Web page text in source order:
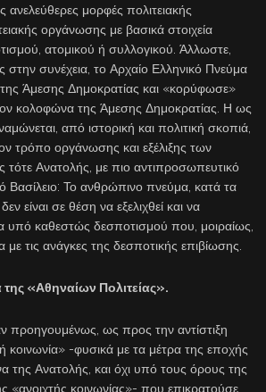
ανελεύθερες μορφές πολιτειακής
οργάνωσης με βασικά στοιχεία
ατομικού ή συλλογικού. Άλλωστε,
στην συνέχεια, το Αρχαίο Ελληνικό Πνεύμα
Άμεσης Δημοκρατίας και «κορύφωσε»
κολοφώνα της Άμεσης Δημοκρατίας. Η ως
από ιστορική και πολιτική σκοπιά,
τρόπο οργάνωσης και εξέλιξης των
τότε Ανατολής, με πιο αντιπροσωπευτικό
Βασίλειο: Το ανθρώπινο πνεύμα, κατά τα
είναι σε θέση να εξελιχθεί και να
υπό καθεστώς δεσποτισμού που, μοιραίως,
με τις ανάγκες της δεσποτικής επιβίωσης.
«Αθηναίων Πολιτείας».
προηγουμένως, ως προς την αντίστιξη
κοινωνία» -φυσικά με τα μέτρα της εποχής
της Ανατολής, και όχι υπό τους όρους της
«ανοιχτής κοινωνίας»- που επικρατούσε